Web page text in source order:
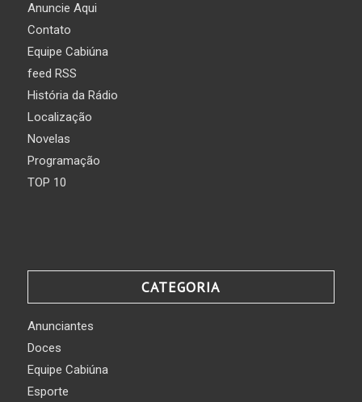
Anuncie Aqui
Contato
Equipe Cabiúna
feed RSS
História da Rádio
Localização
Novelas
Programação
TOP 10
CATEGORIA
Anunciantes
Doces
Equipe Cabiúna
Esporte